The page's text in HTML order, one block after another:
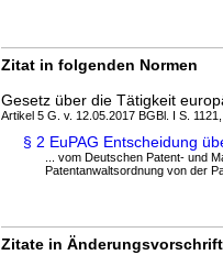
Zitat in folgenden Normen
Gesetz über die Tätigkeit
Artikel 5 G. v. 12.05.2017 BGBl. I S.
§ 2 EuPAG Entscheidung
... vom Deutschen Patent- und
Patentanwaltsordnung von der
Zitate in